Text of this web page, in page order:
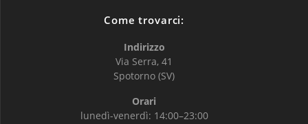
Come trovarci:
Indirizzo
Via Serra, 41
Spotorno (SV)
Orari
lunedì-venerdì: 14:00–23:00